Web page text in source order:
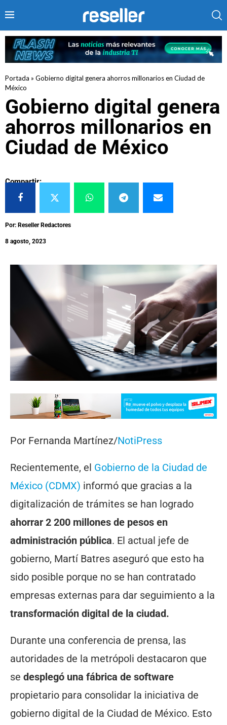
Portada » Gobierno digital genera ahorros millonarios en Ciudad de
México
Gobierno digital genera
ahorros millonarios en
Ciudad de México
Compartir:
Por: Reseller Redactores
8 agosto, 2023
Por Fernanda Martínez/NotiPress
Recientemente, el Gobierno de la Ciudad de
México (CDMX) informó que gracias a la
digitalización de trámites se han logrado
ahorrar 2 200 millones de pesos en
administración pública. El actual jefe de
gobierno, Martí Batres aseguró que esto ha
sido posible porque no se han contratado
empresas externas para dar seguimiento a la
transformación digital de la ciudad.
Durante una conferencia de prensa, las
autoridades de la metrópoli destacaron que
se desplegó una fábrica de software
propietario para consolidar la iniciativa de
gobierno digital de la Ciudad de México. Esto